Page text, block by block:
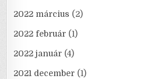
2022 március (2)
2022 február (1)
2022 január (4)
2021 december (1)